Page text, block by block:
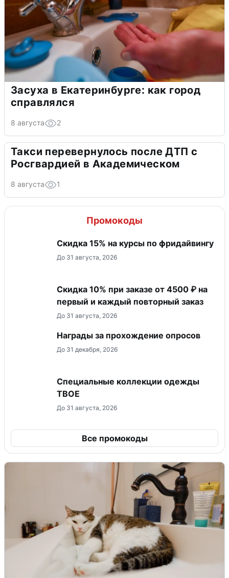
Засуха в Екатеринбурге: как город
справлялся
8 августа 2
Такси перевернулось после ДТП с
Росгвардией в Академическом
8 августа 1
Промокоды
Скидка 15% на курсы по фридайвингу
До 31 августа, 2026
Скидка 10% при заказе от 4500 ₽ на
первый и каждый повторный заказ
До 31 августа, 2026
Награды за прохождение опросов
До 31 декабря, 2026
Специальные коллекции одежды
ТВОЕ
До 31 августа, 2026
Все промокоды